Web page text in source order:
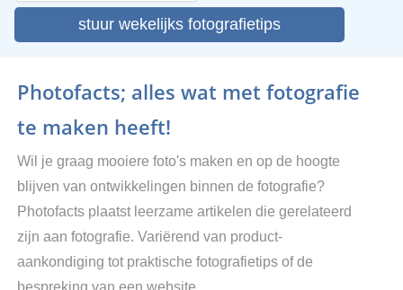
stuur wekelijks fotografietips
Photofacts; alles wat met fotografie
te maken heeft!
Wil je graag mooiere foto's maken en op de hoogte
blijven van ontwikkelingen binnen de fotografie?
Photofacts plaatst leerzame artikelen die gerelateerd
zijn aan fotografie. Variërend van product-
aankondiging tot praktische fotografietips of de